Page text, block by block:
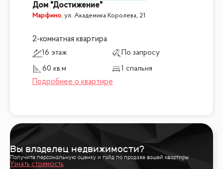
Дом "Достижение"
Марфино, ул. Академика Королева, 21
2-комнатная квартира
16 этаж
По запросу
60 кв.м
1 спальня
Вы владелец недвижимости?
Получите персональную оценку и гайд по продаже вашей квартиры
Узнать стоимость